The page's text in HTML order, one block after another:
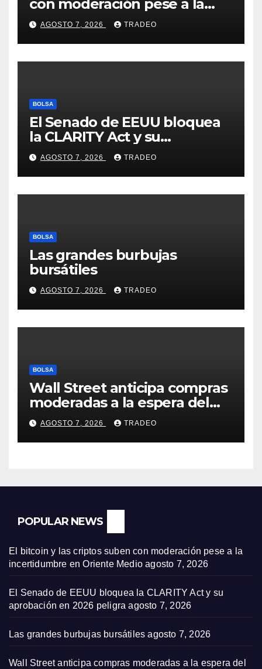
con moderación pese a la
incertidumbre en Oriente
Medio
AGOSTO 7, 2026 TRADEO
BOLSA
El Senado de EEUU bloquea
la CLARITY Act y su
aprobación en 2026 peligra
AGOSTO 7, 2026 TRADEO
BOLSA
Las grandes burbujas
bursátiles
AGOSTO 7, 2026 TRADEO
BOLSA
Wall Street anticipa compras
moderadas a la espera del
informe de empleo de EEUU
AGOSTO 7, 2026 TRADEO
POPULAR NEWS
El bitcoin y las criptos suben con moderación pese a la
incertidumbre en Oriente Medio agosto 7, 2026
El Senado de EEUU bloquea la CLARITY Act y su
aprobación en 2026 peligra agosto 7, 2026
Las grandes burbujas bursátiles agosto 7, 2026
Wall Street anticipa compras moderadas a la espera del